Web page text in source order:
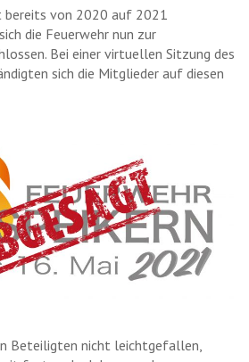
bereits von 2020 auf 2021
die Feuerwehr nun zur
Bei einer virtuellen Sitzung des
sich die Mitglieder auf diesen
Beteiligten nicht leichtgefallen,